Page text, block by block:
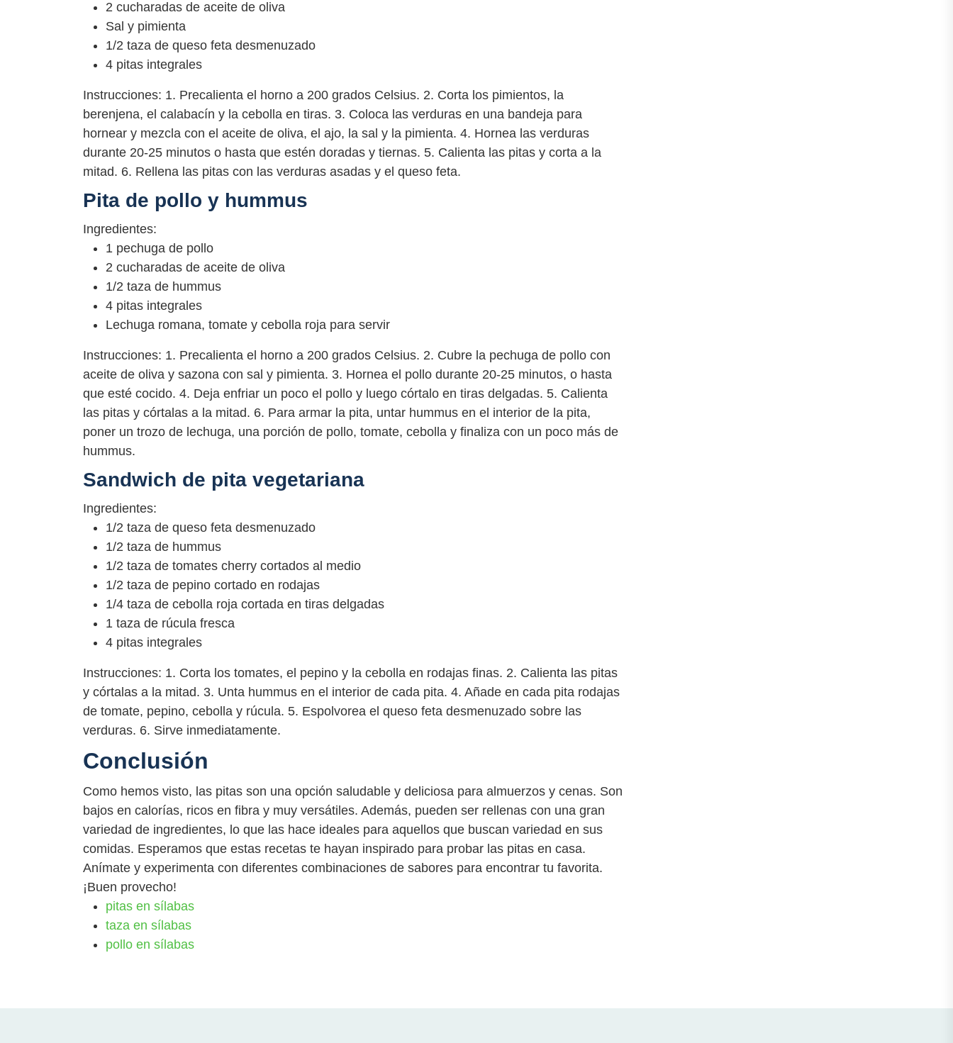
2 cucharadas de aceite de oliva
Sal y pimienta
1/2 taza de queso feta desmenuzado
4 pitas integrales
Instrucciones: 1. Precalienta el horno a 200 grados Celsius. 2. Corta los pimientos, la
berenjena, el calabacín y la cebolla en tiras. 3. Coloca las verduras en una bandeja para
hornear y mezcla con el aceite de oliva, el ajo, la sal y la pimienta. 4. Hornea las verduras
durante 20-25 minutos o hasta que estén doradas y tiernas. 5. Calienta las pitas y corta a la
mitad. 6. Rellena las pitas con las verduras asadas y el queso feta.
Pita de pollo y hummus
Ingredientes:
1 pechuga de pollo
2 cucharadas de aceite de oliva
1/2 taza de hummus
4 pitas integrales
Lechuga romana, tomate y cebolla roja para servir
Instrucciones: 1. Precalienta el horno a 200 grados Celsius. 2. Cubre la pechuga de pollo con
aceite de oliva y sazona con sal y pimienta. 3. Hornea el pollo durante 20-25 minutos, o hasta
que esté cocido. 4. Deja enfriar un poco el pollo y luego córtalo en tiras delgadas. 5. Calienta
las pitas y córtalas a la mitad. 6. Para armar la pita, untar hummus en el interior de la pita,
poner un trozo de lechuga, una porción de pollo, tomate, cebolla y finaliza con un poco más de
hummus.
Sandwich de pita vegetariana
Ingredientes:
1/2 taza de queso feta desmenuzado
1/2 taza de hummus
1/2 taza de tomates cherry cortados al medio
1/2 taza de pepino cortado en rodajas
1/4 taza de cebolla roja cortada en tiras delgadas
1 taza de rúcula fresca
4 pitas integrales
Instrucciones: 1. Corta los tomates, el pepino y la cebolla en rodajas finas. 2. Calienta las pitas
y córtalas a la mitad. 3. Unta hummus en el interior de cada pita. 4. Añade en cada pita rodajas
de tomate, pepino, cebolla y rúcula. 5. Espolvorea el queso feta desmenuzado sobre las
verduras. 6. Sirve inmediatamente.
Conclusión
Como hemos visto, las pitas son una opción saludable y deliciosa para almuerzos y cenas. Son
bajos en calorías, ricos en fibra y muy versátiles. Además, pueden ser rellenas con una gran
variedad de ingredientes, lo que las hace ideales para aquellos que buscan variedad en sus
comidas. Esperamos que estas recetas te hayan inspirado para probar las pitas en casa.
Anímate y experimenta con diferentes combinaciones de sabores para encontrar tu favorita.
¡Buen provecho!
pitas en sílabas
taza en sílabas
pollo en sílabas